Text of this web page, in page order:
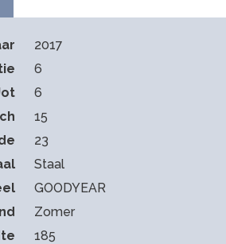
2017
6
6
15
23
Staal
GOODYEAR
Zomer
185